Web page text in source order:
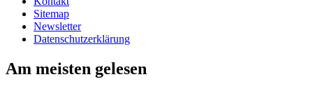
Sitemap
Newsletter
Datenschutzerklärung
Am meisten gelesen